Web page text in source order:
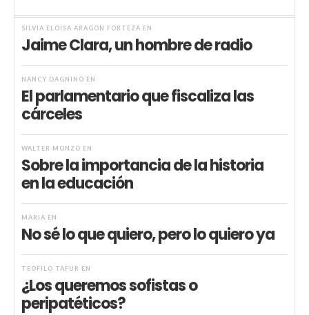
SILVIA ELOISA ARAGÓN FORTEZA EN
Jaime Clara, un hombre de radio
NANCY DAGNINO EN
El parlamentario que fiscaliza las
cárceles
WALTER MONZÓ EN
Sobre la importancia de la historia
en la educación
MARIA EN
No sé lo que quiero, pero lo quiero ya
TEÓFILO TAFUR EN
¿Los queremos sofistas o
peripatéticos?